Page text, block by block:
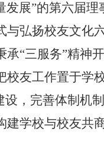
发展”的第六届
弘扬校友文
“三服务”精神
校友工作置于学
设，完善体制机
学校与校友共